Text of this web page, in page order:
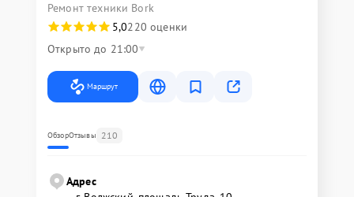
Ремонт техники Bork
5,0220 оценки
Открыто до 21:00
Маршрут
ОбзорОтзывы 210
Адрес